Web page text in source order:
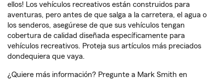
ellos! Los vehículos recreativos están construidos para
aventuras, pero antes de que salga a la carretera, el agua o
los senderos, asegúrese de que sus vehículos tengan
cobertura de calidad diseñada específicamente para
vehículos recreativos. Proteja sus artículos más preciados
dondequiera que vaya.
¿Quiere más información? Pregunte a Mark Smith en